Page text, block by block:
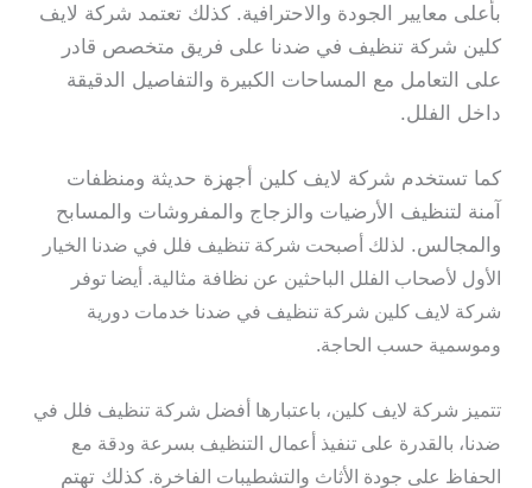
بأعلى معايير الجودة والاحترافية. كذلك تعتمد شركة لايف
كلين شركة تنظيف في ضدنا على فريق متخصص قادر
على التعامل مع المساحات الكبيرة والتفاصيل الدقيقة
داخل الفلل.
كما تستخدم شركة لايف كلين أجهزة حديثة ومنظفات
آمنة لتنظيف الأرضيات والزجاج والمفروشات والمسابح
والمجالس. لذلك أصبحت شركة تنظيف فلل في ضدنا الخيار
الأول لأصحاب الفلل الباحثين عن نظافة مثالية. أيضا توفر
شركة لايف كلين شركة تنظيف في ضدنا خدمات دورية
وموسمية حسب الحاجة.
تتميز شركة لايف كلين، باعتبارها أفضل شركة تنظيف فلل في
ضدنا، بالقدرة على تنفيذ أعمال التنظيف بسرعة ودقة مع
الحفاظ على جودة الأثاث والتشطيبات الفاخرة.كذلك تهتم